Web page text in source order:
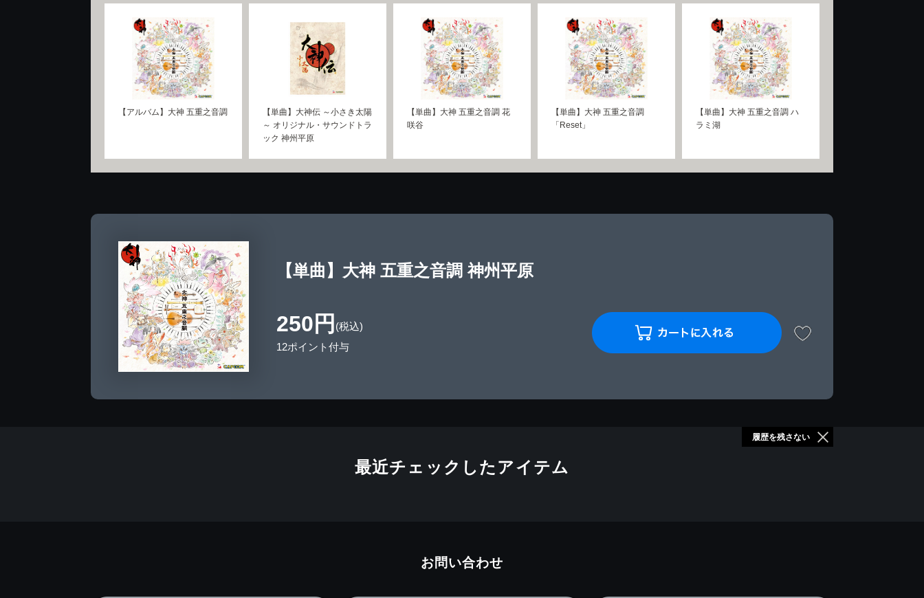
【アルバム】大神 五重之音調
【単曲】大神伝 ～小さき太陽
～ オリジナル・サウンドトラ
ック 神州平原
【単曲】大神 五重之音調 花
咲谷
【単曲】大神 五重之音調
「Reset」
【単曲】大神 五重之音調 ハ
ラミ湖
【単曲】大神 五重之音調 神州平原
250円 (税込)
12ポイント付与
最近チェックしたアイテム
履歴を残さない
お問い合わせ